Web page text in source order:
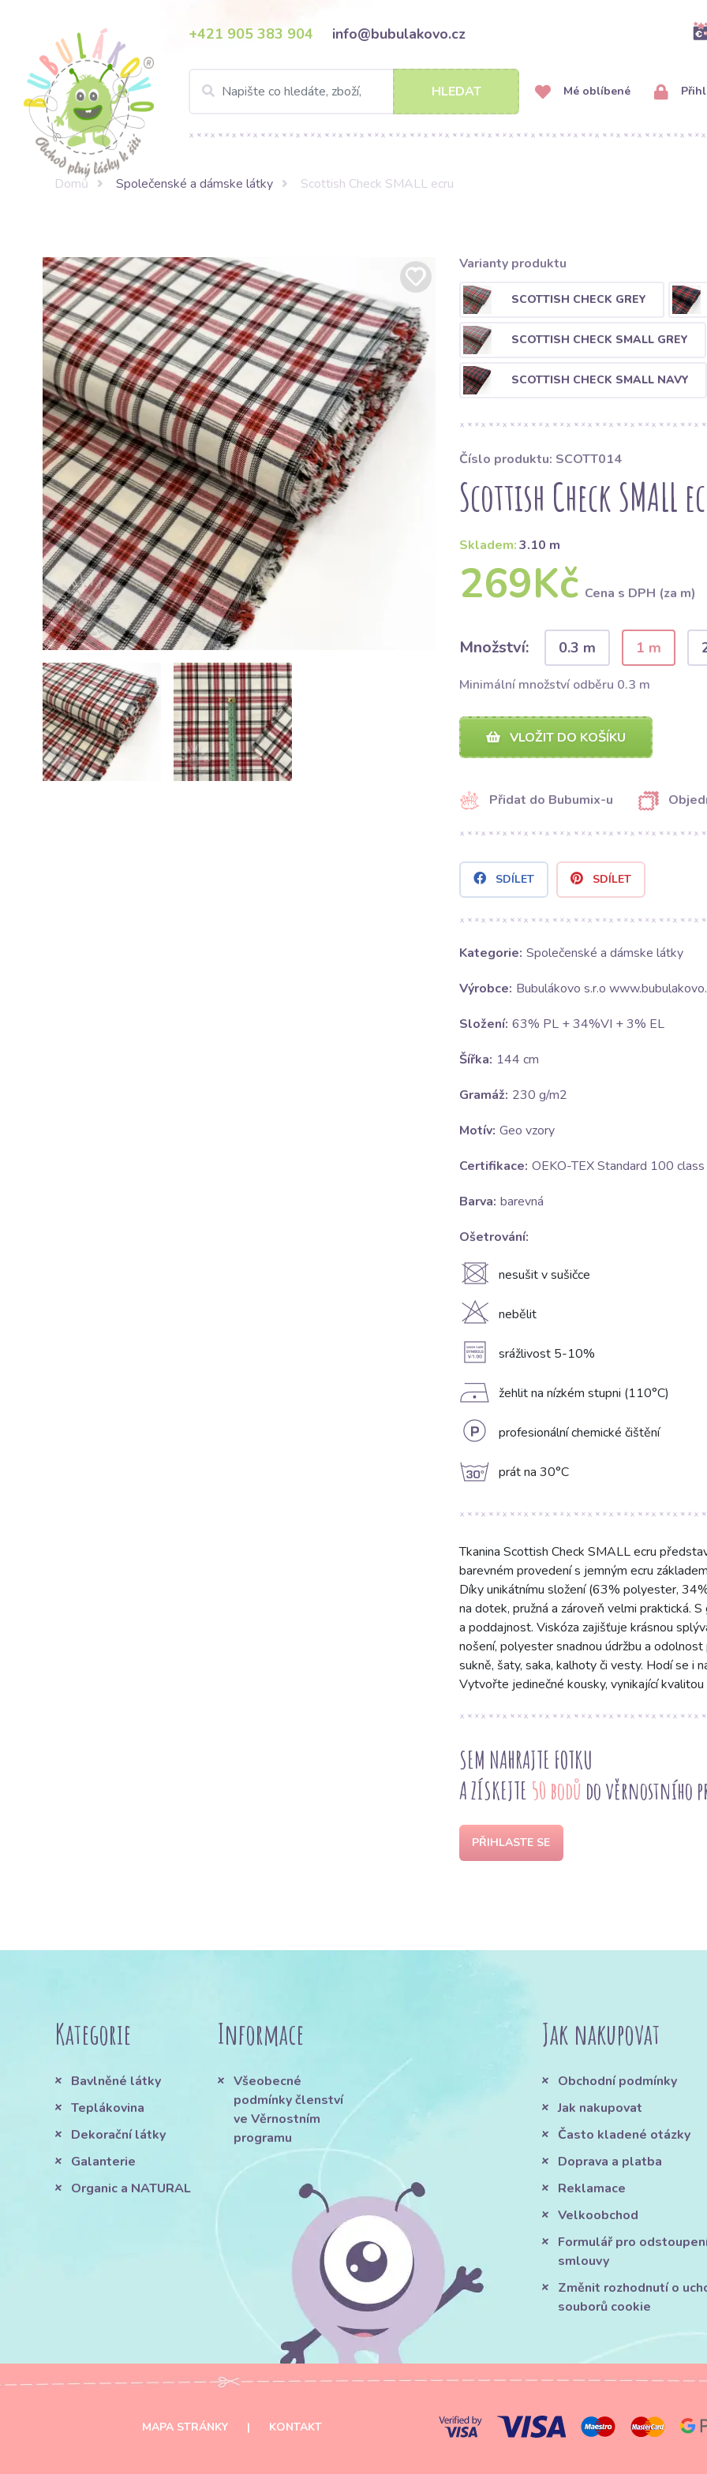
+421 905 383 904 info@bubulakovo.cz
HLEDAT Mé oblíbené
Domů Společenské a dámske látky Scottish Check SMALL ecru
Varianty produktu
SCOTTISH CHECK GREY
SCOTTISH CHECK SMALL GREY
SCOTTISH CHECK SMALL NAVY
Číslo produktu: SCOTT014
Scottish Check SMALL
Skladem:3.10 m
269Kč Cena s DPH (za m)
Množství: 0.3 m 1 m
Minimální množství odběru 0.3 m
VLOŽIT DO KOŠÍKU
Přidat do Bubumix-u
SDÍLET SDÍLET
Kategorie: Společenské a dámske látky
Výrobce: Bubulákovo s.r.o
Složení: 63% PL + 34%VI + 3% EL
Šířka: 144 cm
Gramáž: 230 g/m2
Motív: Geo vzory
Certifikace: OEKO-TEX Standard 100 class
Barva: barevná
Ošetrování:
U nesušit v sušičce
H nebělit
A srážlivost 5-10%
D žehlit na nízkém stupni (110°C)
L profesionální chemické čištění
g prát na 30°C
Tkanina Scottish Check SMALL ecru
barevném provedení s jemným ecru
Díky unikátnímu složení (63% polyester,
na dotek, pružná a zároveň velmi praktická.
a poddajnost. Viskóza zajišťuje krásnou
nošení, polyester snadnou údržbu a
sukně, šaty, saka, kalhoty či vesty. Hodí se i
Vytvořte jedinečné kousky, vynikající kvalitou
SEM NAHRAJTE FOTKU
A ZÍSKEJTE 50 bodů do věrnostního
PŘIHLASTE SE
Kategorie
Bavlněné látky
Teplákovina
Dekorační látky
Galanterie
Organic a NATURAL
Informace
Všeobecné
podmínky členství
ve Věrnostním
programu
Jak nakupovat
Obchodní podmínky
Jak nakupovat
Často kladené otázky
Doprava a platba
Reklamace
Velkoobchod
Formulář pro
smlouvy
Změnit rozhodnutí o
souborů cookie
MAPA STRÁNKY | KONTAKT